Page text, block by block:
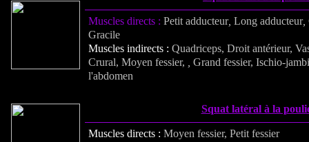
Muscles directs : Petit adducteur, Long adducteur,
Gracile
Muscles indirects : Quadriceps, Droit antérieur,
Crural, Moyen fessier,
Grand fessier, Ischio-
l'abdomen
Squat latéral à la
Muscles directs : Moyen fessier, Petit fessier